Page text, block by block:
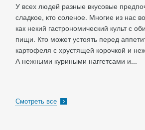
У всех людей разные вкусовые
сладкое, кто соленое. Многие из нас
как некий гастрономический культ с
пищи. Кто может устоять перед
картофеля с хрустящей корочкой и
А нежными куриными наггетсами и...
Смотреть все